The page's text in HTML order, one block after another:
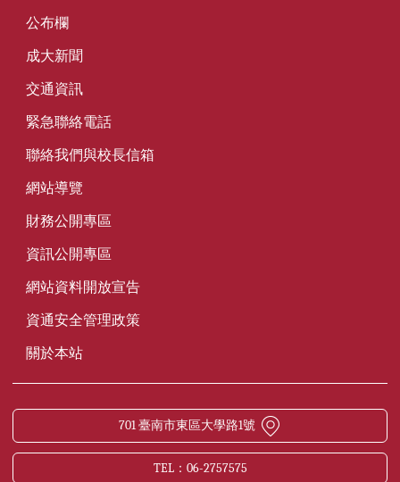
公布欄
成大新聞
交通資訊
緊急聯絡電話
聯絡我們與校長信箱
網站導覽
財務公開專區
資訊公開專區
網站資料開放宣告
資通安全管理政策
關於本站
701 臺南市東區大學路1號
TEL：06-2757575